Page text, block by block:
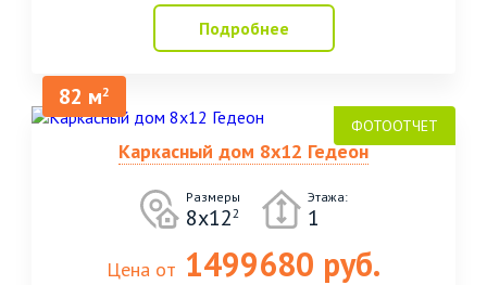
Подробнее
82 м2
Каркасный дом 8х12 Гедеон
Размеры
8х122
Этажа:
1
Цена от 1499680 руб.